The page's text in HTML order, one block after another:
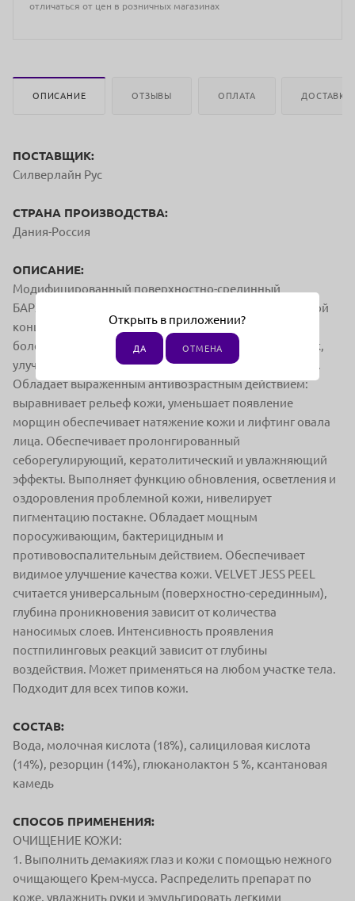
отличаться от цен в розничных магазинах
ОПИСАНИЕ ОТЗЫВЫ ОПЛАТА ДОСТАВКА
ПОСТАВЩИК:
Силверлайн Рус
СТРАНА ПРОИЗВОДСТВА:
Дания-Россия
ОПИСАНИЕ:
Модифицированный поверхностно-срединный
БАРХАТНЫЙ ПИЛИНГ ДЖЕССНЕРА pH 2,2 с повышенной
концентрацией молочной кислоты, что обеспечивает
более глубокое увлажнение, стимуляцию роста клеток,
улучшение структуры и обновление кожных покровов.
Обладает выраженным антивозрастным действием:
выравнивает рельеф кожи, уменьшает появление
морщин обеспечивает натяжение кожи и лифтинг овала
лица. Обеспечивает пролонгированный
себорегулирующий, кератолитический и увлажняющий
эффекты. Выполняет функцию обновления, осветления и
оздоровления проблемной кожи, нивелирует
пигментацию постакне. Обладает мощным
поросуживающим, бактерицидным и
противовоспалительным действием. Обеспечивает
видимое улучшение качества кожи. VELVET JESS PEEL
считается универсальным (поверхностно-серединным),
глубина проникновения зависит от количества
наносимых слоев. Интенсивность проявления
постпилинговых реакций зависит от глубины
воздействия. Может применяться на любом участке тела.
Подходит для всех типов кожи.
СОСТАВ:
Вода, молочная кислота (18%), салициловая кислота
(14%), резорцин (14%), глюканолактон 5 %, ксантановая
камедь
СПОСОБ ПРИМЕНЕНИЯ:
ОЧИЩЕНИЕ КОЖИ:
1. Выполнить демакияж глаз и кожи с помощью нежного
очищающего Крем-мусса. Распределить препарат по
коже, увлажнить руки и эмульгировать легкими
Открыть в приложении?
ДА ОТМЕНА